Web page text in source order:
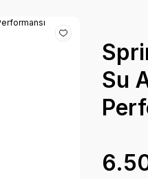
Su